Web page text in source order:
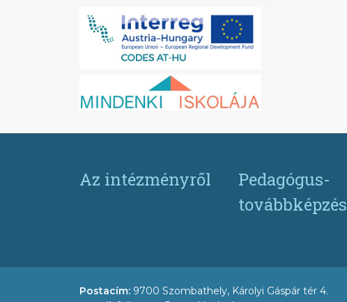
Az intézményről
Pedagógus-
továbbképzés
Postacím: 9700 Szombathely, Károlyi Gáspár tér 4.